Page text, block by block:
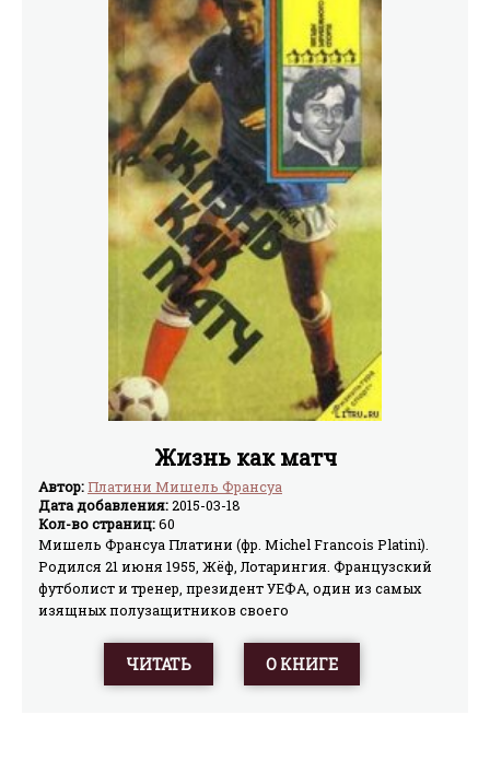
Жизнь как матч
Автор:Платини Мишель Франсуа
Дата добавления:2015-03-18
Кол-во страниц:60
Мишель Франсуа Платини (фр. Michel Francois Platini).
Родился 21 июня 1955, Жёф, Лотарингия. Французский
футболист и тренер, президент УЕФА, один из самых
изящных полузащитников своего
штрафных ударов.Платини начал играть во
французском клубе «Нанси» (1973–1979). В «Сент-
ЧИТАТЬ О КНИГЕ